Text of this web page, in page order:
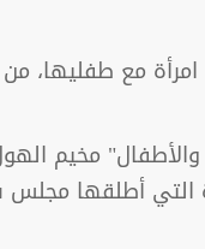
مع طفليها،
202 غالبيتهم مِن
أطلقها مجلس